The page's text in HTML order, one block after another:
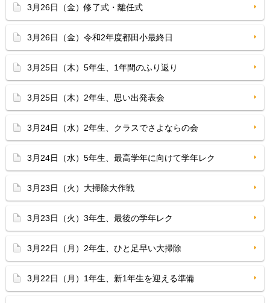
3月26日（金）修了式・離任式
3月26日（金）令和2年度都田小最終日
3月25日（木）5年生、1年間のふり返り
3月25日（木）2年生、思い出発表会
3月24日（水）2年生、クラスでさよならの会
3月24日（水）5年生、最高学年に向けて学年レク
3月23日（火）大掃除大作戦
3月23日（火）3年生、最後の学年レク
3月22日（月）2年生、ひと足早い大掃除
3月22日（月）1年生、新1年生を迎える準備